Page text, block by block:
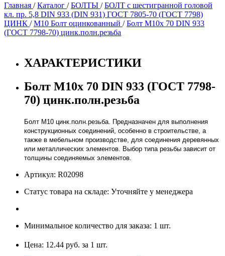
Главная /Каталог /БОЛТЫ /БОЛТ с шестигранной головой
кл. пр. 5,8 DIN 933 (DIN 931) ГОСТ 7805-70 (ГОСТ 7798)
ЦИНК /М10 Болт оцинкованный /Болт М10х 70 DIN 933
(ГОСТ 7798-70) цинк.полн.резьба
ХАРАКТЕРИСТИКИ
Болт М10х 70 DIN 933 (ГОСТ 7798-
70) цинк.полн.резьба
Болт М10 цинк.полн.резьба. Предназначен для выполнения
конструкционных соединений, особенно в строительстве, а
также в мебельном производстве, для соединения деревянных
или металлических элементов. Выбор типа резьбы зависит от
толщины соединяемых элементов.
Артикул: R02098
Статус товара на складе: Уточняйте у менеджера
Минимальное количество для заказа: 1 шт.
Цена: 12.44 руб. за 1 шт.